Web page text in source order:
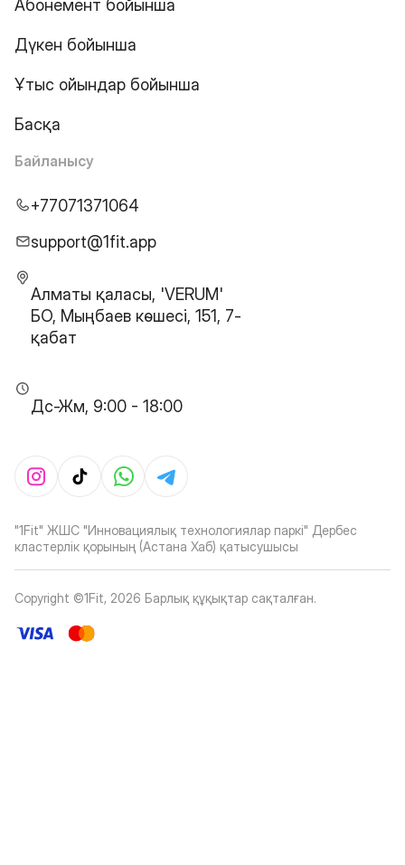
Абонемент бойынша
Дүкен бойынша
Ұтыс ойындар бойынша
Басқа
Байланысу
+77071371064
support@1fit.app
Алматы қаласы, 'VERUM'
БО, Мыңбаев көшесі, 151, 7-
қабат
Дс-Жм, 9:00 - 18:00
"1Fit" ЖШС "Инновациялық технологиялар паркі" Дербес
кластерлік қорының (Астана Хаб) қатысушысы
Copyright ©1Fit, 2026 Барлық құқықтар сақталған.